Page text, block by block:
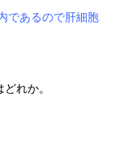
あるので肝細胞
れか。